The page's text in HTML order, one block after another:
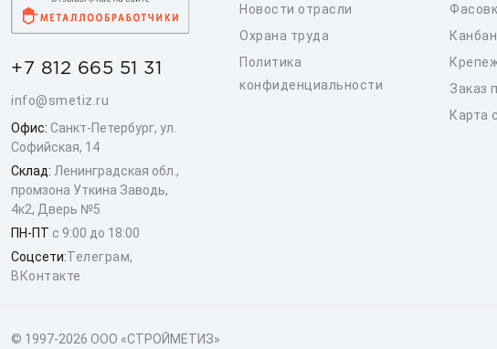
+7 812 665 51 31
info@smetiz.ru
Офис: Санкт-Петербург, ул.
Софийская, 14
Склад: Ленинградская обл.,
промзона Уткина Заводь,
4к2, Дверь №5
ПН-ПТ с 9:00 до 18:00
Соцсети:Телеграм,
ВКонтакте
Новости отрасли
Охрана труда
Политика
конфиденциальности
Канбан
Заказ
Карта
© 1997-2026 ООО «СТРОЙМЕТИЗ»